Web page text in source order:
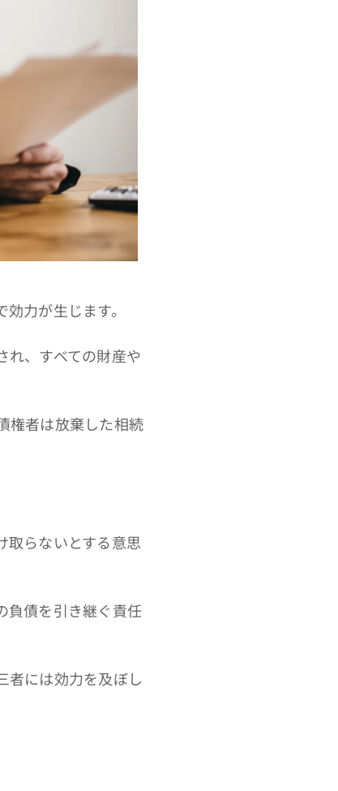
力が生じます。
れ、すべての財産や
権者は放棄した相続
取らないとする意思
負債を引き継ぐ責任
者には効力を及ぼし